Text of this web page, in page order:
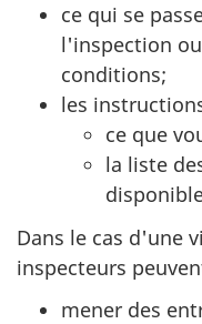
ce qui se
l'inspection
conditions;
les
ce que
la liste
Dans le cas d'une
inspecteurs
mener des